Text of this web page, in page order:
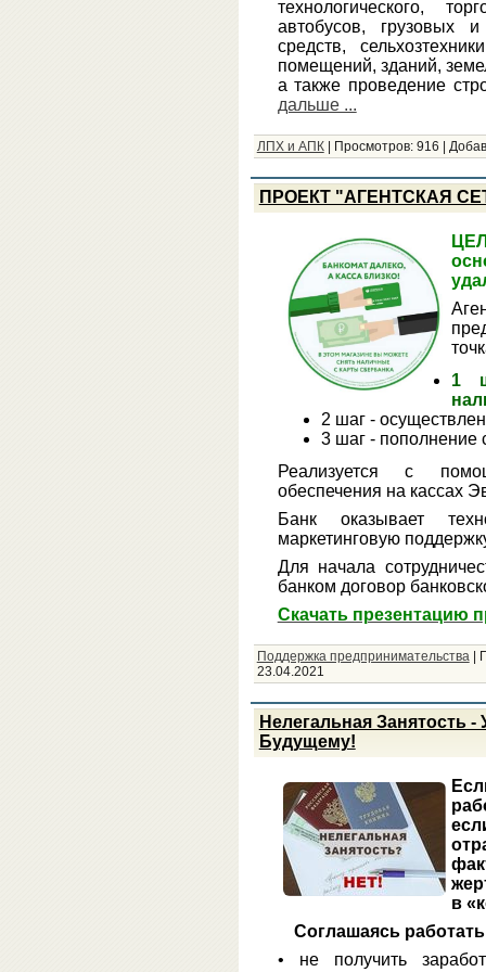
технологического,
автобусов, грузовых
средств,
помещений, зданий,
а также проведение
дальше ...
ЛПХ и АПК| Просмотров: 916
ПРОЕКТ "АГЕНТСКАЯ
1
2 шаг -
3 шаг - пополнение
Реализуется с
обеспечения на кассах
Банк оказывает
маркетинговую
Для начала
банком договор
Скачать презентацию
Поддержка предпринимательства|
23.04.2021
Нелегальная Занятость
Будущему!
в
Соглашаясь
• не получить